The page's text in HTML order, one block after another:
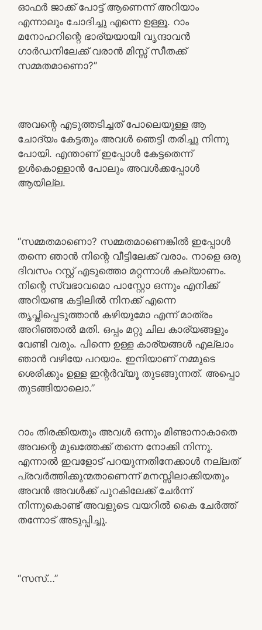
ഓഫർ ജാക്ക് പോട്ട് ആണെന്ന് അറിയാം
എന്നാലും ചോദിച്ചു എന്നെ ഉള്ളൂ. റാം
മനോഹറിന്റെ ഭാര്യയായി വൃന്ദാവൻ
ഗാർഡനിലേക്ക് വരാൻ മിസ്സ്‌ സീതക്ക്
സമ്മതമാണൊ?”
അവന്റെ എടുത്തടിച്ചത് പോലെയുള്ള ആ
ചോദ്യം കേട്ടതും അവൾ ഞെട്ടി തരിച്ചു നിന്നു
പോയി. എന്താണ് ഇപ്പോൾ കേട്ടതെന്ന്
ഉൾകൊള്ളാൻ പോലും അവൾക്കപ്പോൾ
ആയില്ല.
“സമ്മതമാണൊ? സമ്മതമാണെങ്കിൽ ഇപ്പോൾ
തന്നെ ഞാൻ നിന്റെ വീട്ടിലേക്ക് വരാം. നാളെ ഒരു
ദിവസം റസ്റ്റ്‌ എടുത്തൊ മറ്റന്നാൾ കല്യാണം.
നിന്റെ സ്വഭാവമൊ പാസ്റ്റോ ഒന്നും എനിക്ക്
അറിയണ്ട കട്ടിലിൽ നിനക്ക് എന്നെ
തൃപ്തിപ്പെടുത്താൻ കഴിയുമോ എന്ന് മാത്രം
അറിഞ്ഞാൽ മതി. ഒപ്പം മറ്റു ചില കാര്യങ്ങളും
വേണ്ടി വരും. പിന്നെ ഉള്ള കാര്യങ്ങൾ എല്ലാം
ഞാൻ വഴിയേ പറയാം. ഇനിയാണ് നമ്മുടെ
ശെരിക്കും ഉള്ള ഇന്റർവ്യൂ തുടങ്ങുന്നത്. അപ്പൊ
തുടങ്ങിയാലൊ.”
റാം തിരക്കിയതും അവൾ ഒന്നും മിണ്ടാനാകാതെ
അവന്റെ മുഖത്തേക്ക് തന്നെ നോക്കി നിന്നു.
എന്നാൽ ഇവളോട് പറയുന്നതിനേക്കാൾ നല്ലത്
പ്രവർത്തിക്കുന്മതാണെന്ന് മനസ്സിലാക്കിയതും
അവൻ അവൾക്ക് പുറകിലേക്ക് ചേർന്ന്
നിന്നുകൊണ്ട് അവളുടെ വയറിൽ കൈ ചേർത്ത്
തന്നോട് അടുപ്പിച്ചു.
“സസ്…”